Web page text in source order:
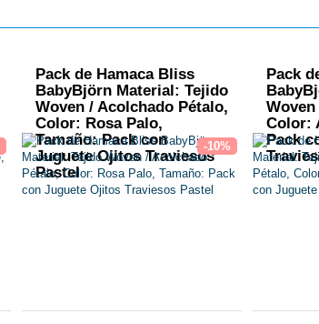
Pack de Hamaca Bliss
BabyBjörn Material: Tejido
Woven / Acolchado Pétalo,
Color: Rosa Palo,
Tamaño: Pack con
Juguete Ojitos Traviesos
Pastel
-10%
Pack
Color:
Pack